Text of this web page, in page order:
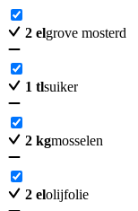
2 elgrove mosterd
1 tlsuiker
2 kgmosselen
2 elolijfolie